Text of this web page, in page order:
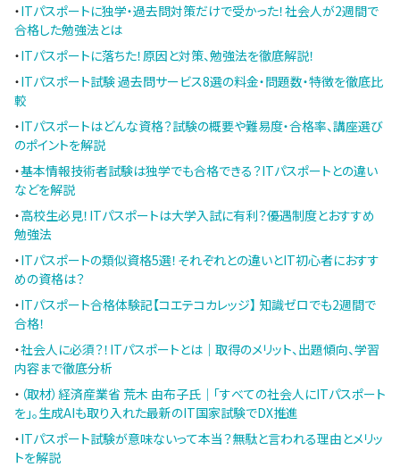
・ITパスポートに独学・過去問対策だけで受かった！社会人が2週間で
合格した勉強法とは
・ITパスポートに落ちた！原因と対策、勉強法を徹底解説！
・ITパスポート試験 過去問サービス8選の料金・問題数・特徴を徹底比
較
・ITパスポートはどんな資格？試験の概要や難易度・合格率、講座選び
のポイントを解説
・基本情報技術者試験は独学でも合格できる？ITパスポートとの違い
などを解説
・高校生必見！ITパスポートは大学入試に有利？優遇制度とおすすめ
勉強法
・ITパスポートの類似資格5選！それぞれとの違いとIT初心者におすす
めの資格は？
・ITパスポート合格体験記【コエテコカレッジ】 知識ゼロでも2週間で
合格！
・社会人に必須？！ITパスポートとは｜取得のメリット、出題傾向、学習
内容まで徹底分析
・ （取材）経済産業省 荒木 由布子氏｜「すべての社会人にITパスポート
を」。生成AIも取り入れた最新のIT国家試験でDX推進
・ITパスポート試験が意味ないって本当？無駄と言われる理由とメリッ
トを解説